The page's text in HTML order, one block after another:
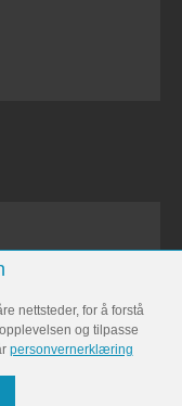
nettsteder, for å forstå
og tilpasse
personvernerklæring